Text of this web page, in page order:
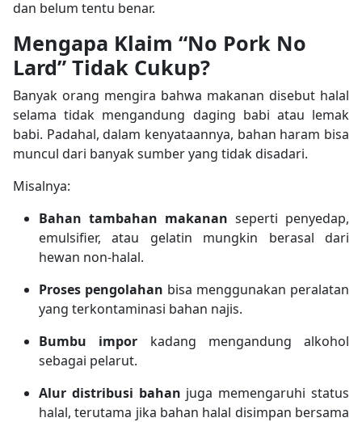
dan belum tentu benar.
Mengapa Klaim “No Pork No
Lard” Tidak Cukup?
Banyak orang mengira bahwa makanan disebut halal
selama tidak mengandung daging babi atau lemak
babi. Padahal, dalam kenyataannya, bahan haram bisa
muncul dari banyak sumber yang tidak disadari.
Misalnya:
Bahan tambahan makanan seperti penyedap,
emulsifier, atau gelatin mungkin berasal dari
hewan non-halal.
Proses pengolahan bisa menggunakan peralatan
yang terkontaminasi bahan najis.
Bumbu impor kadang mengandung alkohol
sebagai pelarut.
Alur distribusi bahan juga memengaruhi status
halal, terutama jika bahan halal disimpan bersama